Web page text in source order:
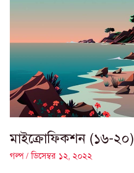
মাইক্রোফিকশন (১৬-২০)
গল্প/ডিসেম্বর ১২, ২০২২